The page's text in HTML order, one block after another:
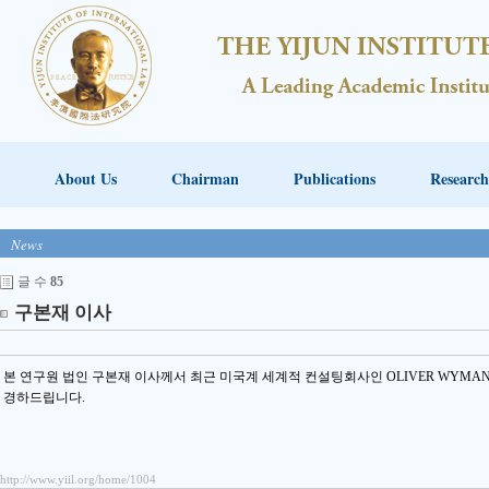
About Us Chairman Publications Research
News
글 수 85
구본재 이사
본 연구원 법인 구본재 이사께서 최근 미국계 세계적 컨설팅회사인 OLIVER
경하드립니다.
http://www.yiil.org/home/1004